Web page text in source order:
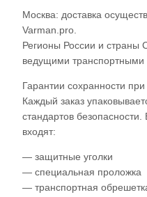
Москва: доставка
Varman.pro.
Регионы России и страны
ведущими транспортными
Гарантии сохранности при
Каждый заказ
стандартов
входят:
— защитные уголки
— специальная проложка
— транспортная